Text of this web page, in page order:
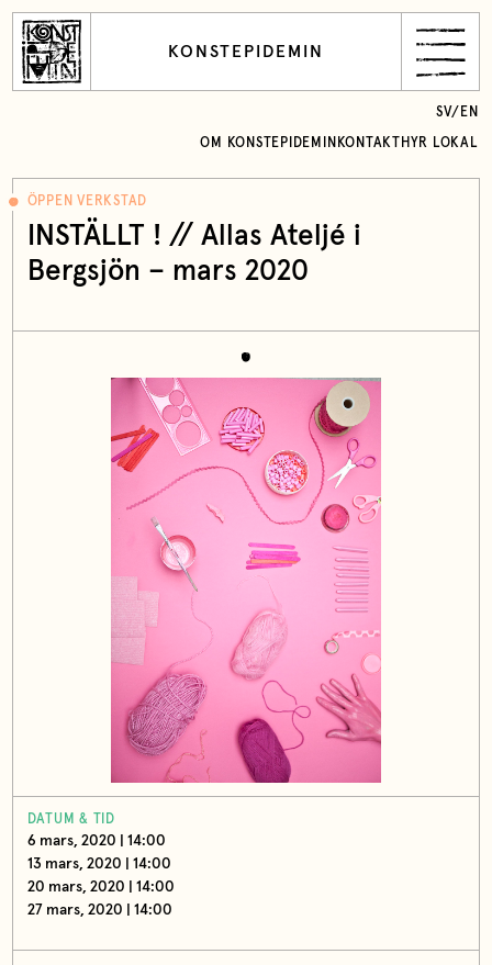
KONSTEPIDEMIN
OM KONSTEPIDEMIN KONTAKT HYR LOKAL
SV/ EN
ÖPPEN VERKSTAD
INSTÄLLT ! // Allas Ateljé i
Bergsjön – mars 2020
DATUM & TID
6 mars, 2020 | 14:00
13 mars, 2020 | 14:00
20 mars, 2020 | 14:00
27 mars, 2020 | 14:00